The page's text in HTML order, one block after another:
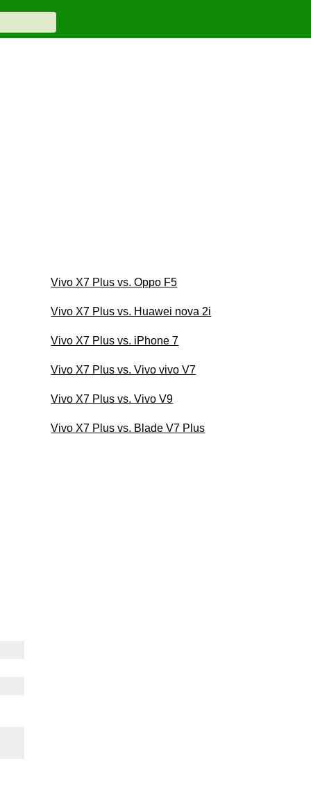
Vivo X7 Plus vs. Oppo F5
Vivo X7 Plus vs. Huawei nova 2i
Vivo X7 Plus vs. iPhone 7
Vivo X7 Plus vs. Vivo vivo V7
Vivo X7 Plus vs. Vivo V9
Vivo X7 Plus vs. Blade V7 Plus